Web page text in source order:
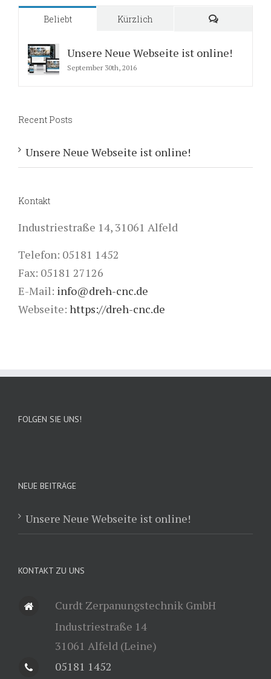
Beliebt
Kürzlich
Unsere Neue Webseite ist online!
September 30th, 2016
Recent Posts
Unsere Neue Webseite ist online!
Kontakt
Industriestraße 14, 31061 Alfeld
Telefon: 05181 1452
Fax: 05181 27126
E-Mail: info@dreh-cnc.de
Webseite: https://dreh-cnc.de
FOLGEN SIE UNS!
NEUE BEITRÄGE
Unsere Neue Webseite ist online!
KONTAKT ZU UNS
Curdt Zerpanungstechnik GmbH
Industriestraße 14
31061 Alfeld (Leine)
05181 1452